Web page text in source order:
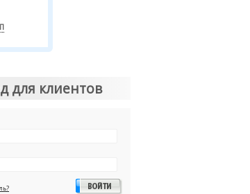
для клиентов